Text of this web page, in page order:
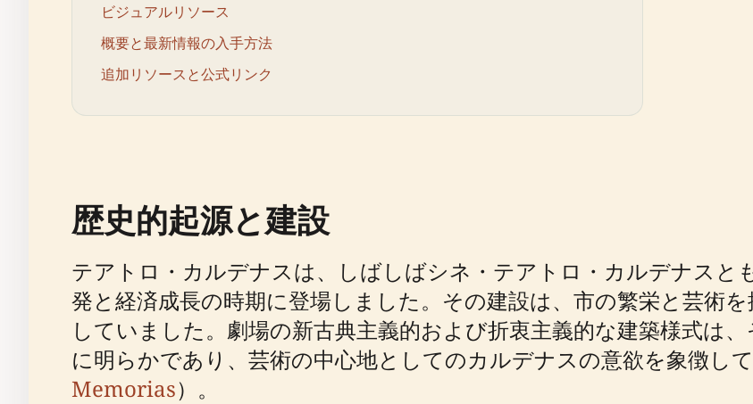
ビジュアルリソース
概要と最新情報の入手方法
追加リソースと公式リンク
歴史的起源と建設
テアトロ・カルデナスは、しばしばシネ・テアトロ・カルデナスと
発と経済成長の時期に登場しました。その建設は、市の繁栄と芸術
していました。劇場の新古典主義的および折衷主義的な建築様式は
に明らかであり、芸術の中心地としてのカルデナスの意欲を象徴し
Memorias）。